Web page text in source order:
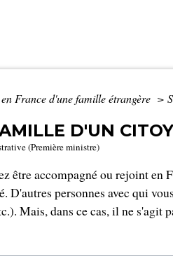
France d'une famille étrangère >
D'UN
(Première ministre)
être accompagné ou rejoint
personnes avec qui
Mais, dans ce cas, il ne s'agit